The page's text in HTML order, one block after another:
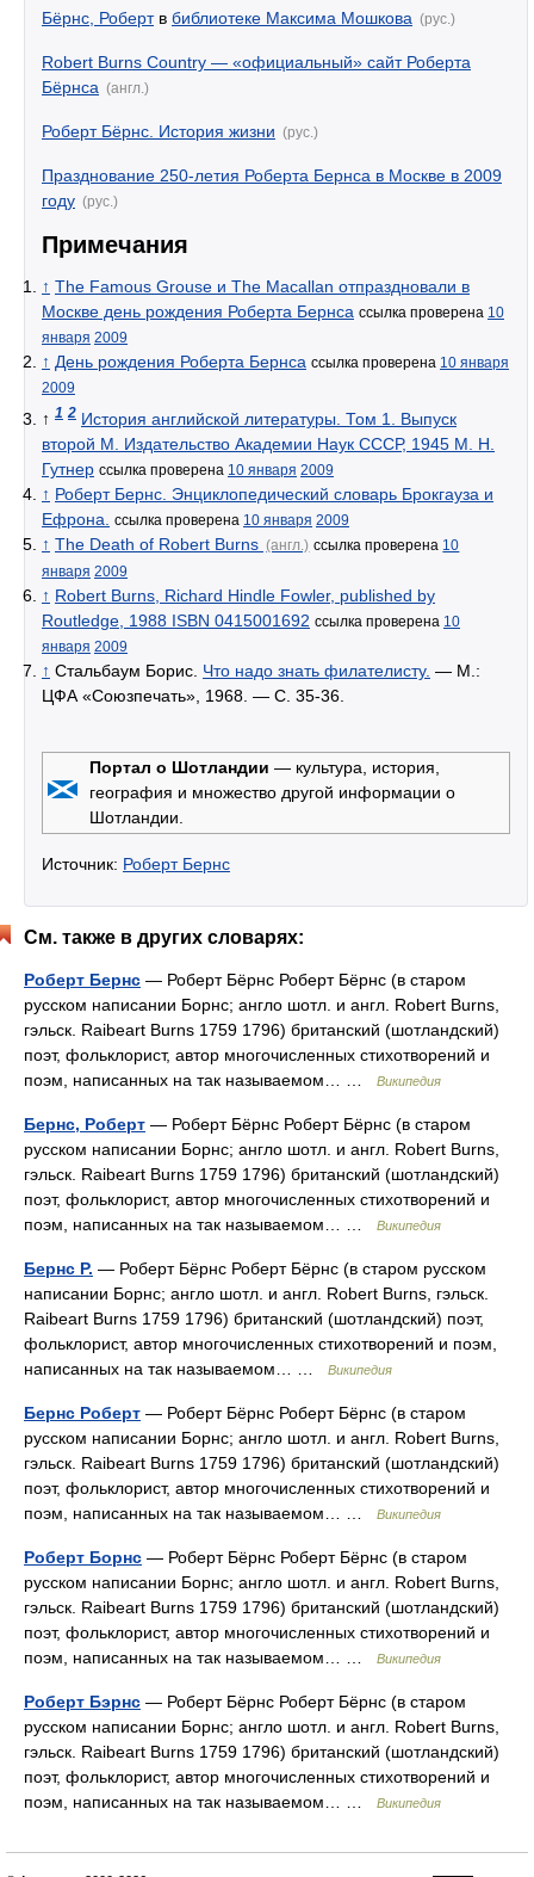
Бёрнс, Робертв библиотеке Максима Мошкова (рус.)
Robert Burns Country — «официальный» сайт Роберта
Бёрнса (англ.)
Роберт Бёрнс. История жизни (рус.)
Празднование 250-летия Роберта Бернса в Москве в 2009
году (рус.)
Примечания
↑ The Famous Grouse и The Macallan отпраздновали в
Москве день рождения Роберта Бернса ссылка проверена 10
января 2009
↑ День рождения Роберта Бернса ссылка проверена 10 января
2009
↑ 1 2 История английской литературы. Том 1. Выпуск
второй М. Издательство Академии Наук СССР, 1945 М. Н.
Гутнер ссылка проверена 10 января 2009
↑ Роберт Бернс. Энциклопедический словарь Брокгауза и
Ефрона.
ссылка проверена 10 января 2009
↑ The Death of Robert Burns (англ.) ссылка проверена 10
января 2009
↑ Robert Burns, Richard Hindle Fowler, published by
Routledge, 1988 ISBN 0415001692 ссылка проверена 10
января 2009
↑ Стальбаум Борис. Что надо знать филателисту. — М.:
ЦФА «Союзпечать», 1968. — С. 35-36.
Портал о Шотландии — культура, история,
география и множество другой информации о
Шотландии.
Источник: Роберт Бернс
См. также в других словарях:
Роберт Бернс — Роберт Бёрнс Роберт Бёрнс (в старом
русском написании Борнс; англо шотл. и англ. Robert Burns,
гэльск. Raibeart Burns 1759 1796) британский (шотландский)
поэт, фольклорист, автор многочисленных стихотворений и
поэм, написанных на так называемом… …
Википедия
Бернс, Роберт — Роберт Бёрнс Роберт Бёрнс (в старом
русском написании Борнс; англо шотл. и англ. Robert Burns,
гэльск. Raibeart Burns 1759 1796) британский (шотландский)
поэт, фольклорист, автор многочисленных стихотворений и
поэм, написанных на так называемом… …
Википедия
Бернс Р. — Роберт Бёрнс Роберт Бёрнс (в старом русском
написании Борнс; англо шотл. и англ. Robert Burns, гэльск.
Raibeart Burns 1759 1796) британский (шотландский) поэт,
фольклорист, автор многочисленных стихотворений и поэм,
написанных на так называемом… …
Википедия
Бернс Роберт — Роберт Бёрнс Роберт Бёрнс (в старом
русском написании Борнс; англо шотл. и англ. Robert Burns,
гэльск. Raibeart Burns 1759 1796) британский (шотландский)
поэт, фольклорист, автор многочисленных стихотворений и
поэм, написанных на так называемом… …
Википедия
Роберт Борнс — Роберт Бёрнс Роберт Бёрнс (в старом
русском написании Борнс; англо шотл. и англ. Robert Burns,
гэльск. Raibeart Burns 1759 1796) британский (шотландский)
поэт, фольклорист, автор многочисленных стихотворений и
поэм, написанных на так называемом… …
Википедия
Роберт Бэрнс — Роберт Бёрнс Роберт Бёрнс (в старом
русском написании Борнс; англо шотл. и англ. Robert Burns,
гэльск. Raibeart Burns 1759 1796) британский (шотландский)
поэт, фольклорист, автор многочисленных стихотворений и
поэм, написанных на так называемом… …
Википедия